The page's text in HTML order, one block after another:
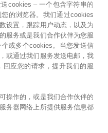
cookies – 一个包含字符串的
的浏览器。我们通过cookies
设置，跟踪用户动态，以及为
服务或是我们合作伙伴为您服
或多个cookies。当您发送信
或通过我们服务发送电邮，我
应您的请求，提升我们的服
操作的，或是我们合作伙伴的
务器网络上所提供服务信息都